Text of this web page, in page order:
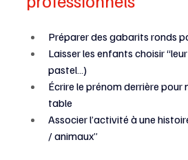
Préparer des gabarits ronds
Laisser les enfants choisir
pastel…)
Écrire le prénom derrière pour
table
Associer l’activité à une
/ animaux”